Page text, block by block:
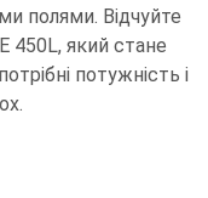
полями. Відчуйте
450L, який стане
потужність і